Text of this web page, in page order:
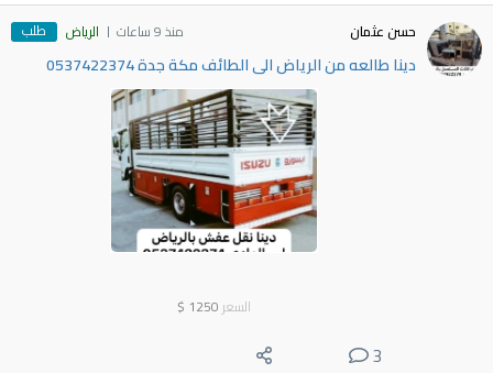
حسن عثمان منذ 9 ساعات الرياض طلب
دينا طالعه من الرياض الى الطائف مكة جدة 0537422374
السعر 1250
$
3